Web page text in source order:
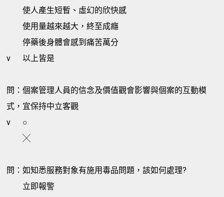
使人產生短暫、虛幻的欣快感
使用量越來越大，終至成癮
停藥後身體會感到痛苦萬分
v
以上皆是
問：個案管理人員的信念及價值觀會影響與個案的互動模
式，宜保持中立客觀
v
○
╳
問：如知悉服務對象有施用毒品問題，該如何處理?
立即報警